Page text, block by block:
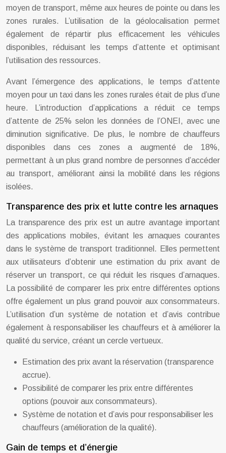
moyen de transport, même aux heures de pointe ou dans les
zones rurales. L’utilisation de la géolocalisation permet
également de répartir plus efficacement les véhicules
disponibles, réduisant les temps d’attente et optimisant
l’utilisation des ressources.
Avant l’émergence des applications, le temps d’attente
moyen pour un taxi dans les zones rurales était de plus d’une
heure. L’introduction d’applications a réduit ce temps
d’attente de 25% selon les données de l’ONEI, avec une
diminution significative. De plus, le nombre de chauffeurs
disponibles dans ces zones a augmenté de 18%,
permettant à un plus grand nombre de personnes d’accéder
au transport, améliorant ainsi la mobilité dans les régions
isolées.
Transparence des prix et lutte contre les arnaques
La transparence des prix est un autre avantage important
des applications mobiles, évitant les arnaques courantes
dans le système de transport traditionnel. Elles permettent
aux utilisateurs d’obtenir une estimation du prix avant de
réserver un transport, ce qui réduit les risques d’arnaques.
La possibilité de comparer les prix entre différentes options
offre également un plus grand pouvoir aux consommateurs.
L’utilisation d’un système de notation et d’avis contribue
également à responsabiliser les chauffeurs et à améliorer la
qualité du service, créant un cercle vertueux.
Estimation des prix avant la réservation (transparence
accrue).
Possibilité de comparer les prix entre différentes
options (pouvoir aux consommateurs).
Système de notation et d’avis pour responsabiliser les
chauffeurs (amélioration de la qualité).
Gain de temps et d’énergie